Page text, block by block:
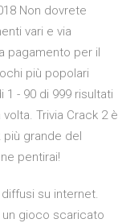
Non dovrete
vari e via
pagamento per il
più popolari
- 90 di 999 risultati
Trivia Crack 2 è
grande del
pentirai!
su internet.
un gioco scaricato